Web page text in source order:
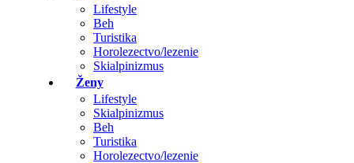
Lifestyle
Beh
Turistika
Horolezectvo/lezenie
Skialpinizmus
Ženy
Lifestyle
Skialpinizmus
Beh
Turistika
Horolezectvo/lezenie